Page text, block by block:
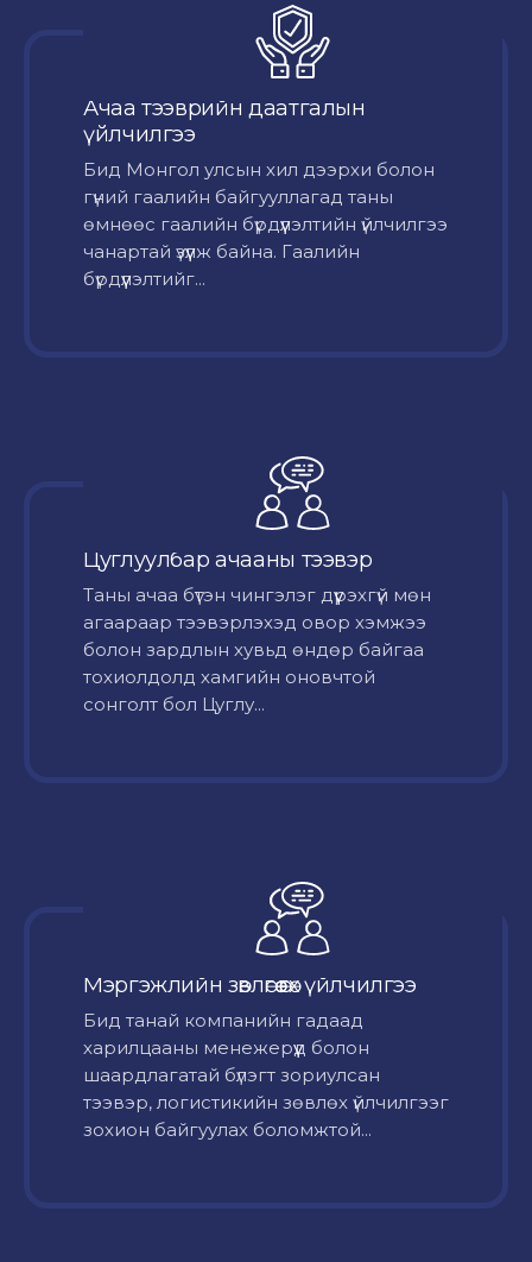
Ачаа тээврийн даатгалын
үйлчилгээ
Бид Монгол улсын хил дээрхи болон
гүний гаалийн байгууллагад таны
өмнөөс гаалийн бүрдүүлэлтийн үйлчилгээ
чанартай үзүүлж байна. Гаалийн
бүрдүүлэлтийг...
Цуглуулбар ачааны тээвэр
Таны ачаа бүтэн чингэлэг дүүрэхгүй мөн
агаараар тээвэрлэхэд овор хэмжээ
болон зардлын хувьд өндөр байгаа
тохиолдолд хамгийн оновчтой
сонголт бол Цуглу...
Мэргэжлийн зөвлөгөө өгөх үйлчилгээ
Бид танай компанийн гадаад
харилцааны менежерүүд болон
шаардлагатай бүлэгт зориулсан
тээвэр, логистикийн зөвлөх үйлчилгээг
зохион байгуулах боломжтой...